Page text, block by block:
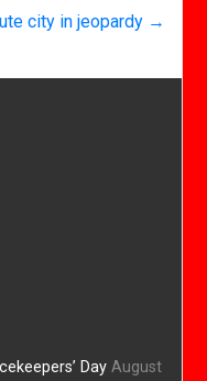
city in jeopardy →
Day August